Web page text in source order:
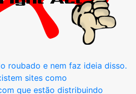
roubado e nem faz ideia disso.
sites como
que estão distribuindo